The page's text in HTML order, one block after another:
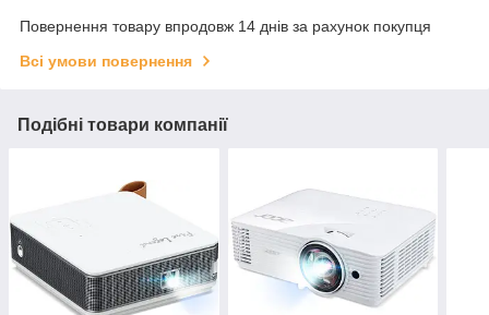
Повернення товару впродовж 14 днів за рахунок покупця
Всі умови повернення
Подібні товари компанії